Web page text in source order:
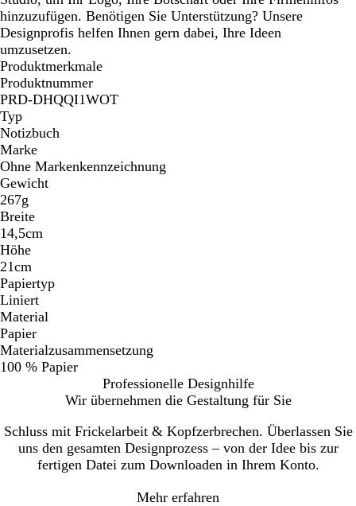
hinzuzufügen. Benötigen Sie Unterstützung? Unsere
Designprofis helfen Ihnen gern dabei, Ihre Ideen
umzusetzen.
Produktmerkmale
Produktnummer
PRD-DHQQI1WOT
Typ
Notizbuch
Marke
Ohne Markenkennzeichnung
Gewicht
267g
Breite
14,5cm
Höhe
21cm
Papiertyp
Liniert
Material
Papier
Materialzusammensetzung
100 % Papier
Professionelle Designhilfe
Wir übernehmen die Gestaltung für Sie
Schluss mit Frickelarbeit & Kopfzerbrechen. Überlassen Sie
uns den gesamten Designprozess – von der Idee bis zur
fertigen Datei zum Downloaden in Ihrem Konto.
Mehr erfahren